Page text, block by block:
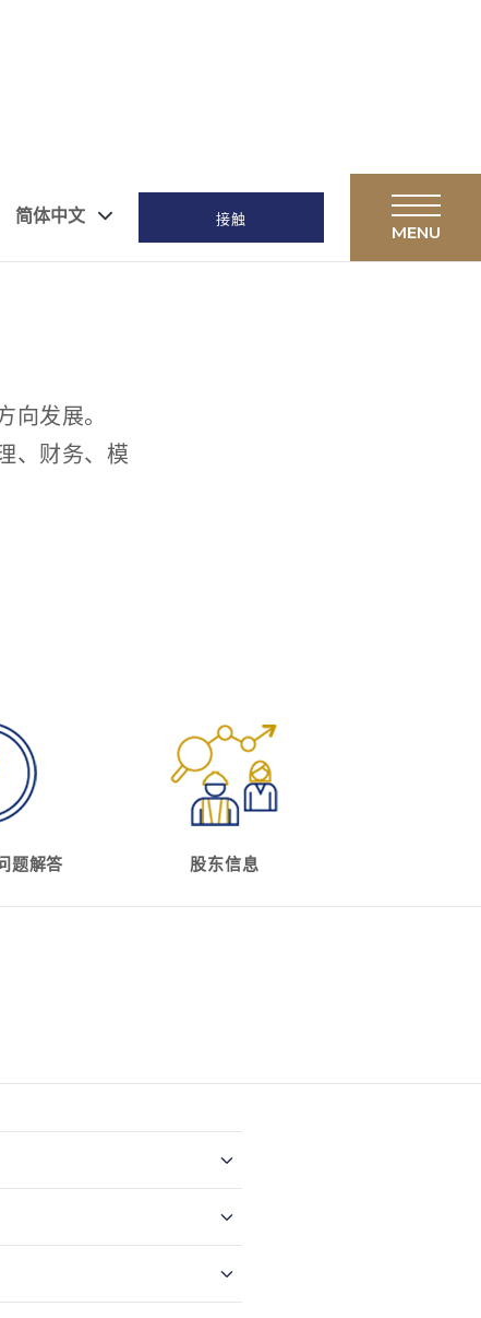
简体中文 接触
发展。
、财务、模
题解答 股东信息